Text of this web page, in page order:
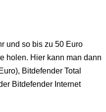
und so bis zu 50 Euro
holen. Hier kann man dann
Bitdefender Total
Bitdefender Internet